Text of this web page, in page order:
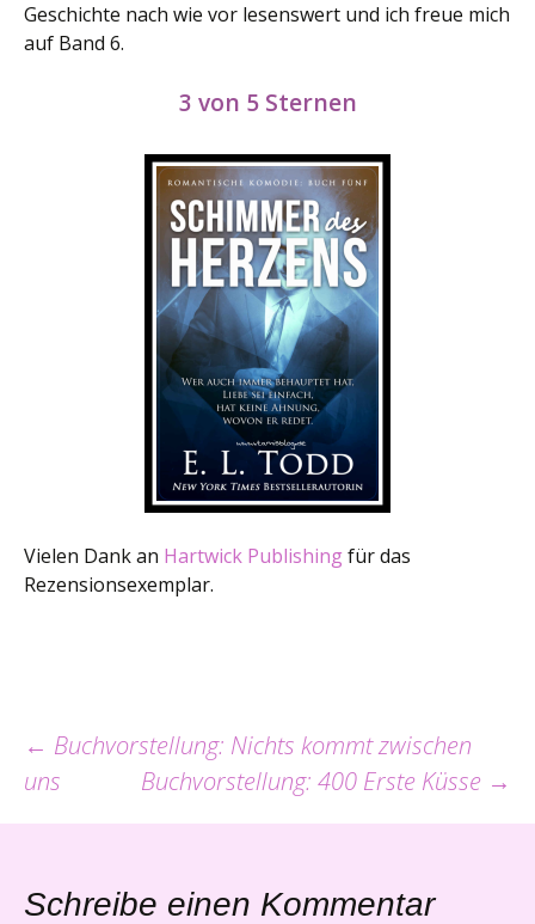
Geschichte nach wie vor lesenswert und ich freue mich
auf Band 6.
3 von 5 Sternen
Vielen Dank an Hartwick Publishingfür das
Rezensionsexemplar.
Beitrags-
Navigation
← Buchvorstellung: Nichts kommt zwischen
uns
Buchvorstellung: 400 Erste Küsse →
Schreibe einen Kommentar